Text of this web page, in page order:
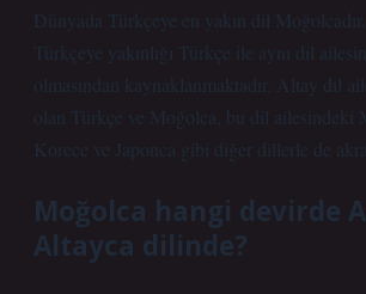
Dünyada Türkçeye en yakın dil Moğolcadır.
Türkçeye yakınlığı Türkçe ile aynı dil
olmasından kaynaklanmaktadır. Altay dil
olan Türkçe ve Moğolca, bu dil ailesindeki
Korece ve Japonca gibi diğer dillerle de
Moğolca hangi devirde
Altayca dilinde?